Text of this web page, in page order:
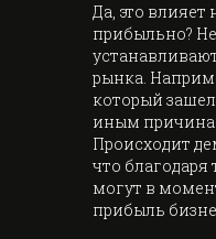
Да, это
прибыльно?
рынка.
который
иным
Происходит
что
могут в
прибыль